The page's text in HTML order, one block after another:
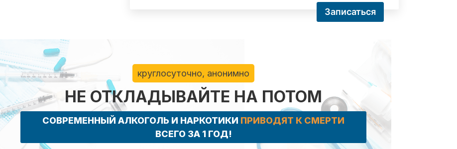
Записаться
круглосуточно, анонимно
НЕ ОТКЛАДЫВАЙТЕ НА ПОТОМ
СОВРЕМЕННЫЙ АЛКОГОЛЬ И НАРКОТИКИ ПРИВОДЯТ К СМЕРТИ
ВСЕГО ЗА 1 ГОД!